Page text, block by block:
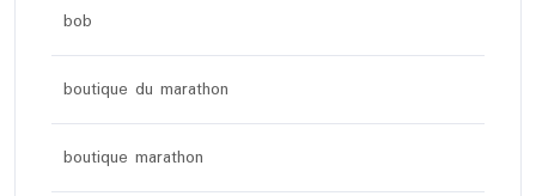
bob
boutique du marathon
boutique marathon